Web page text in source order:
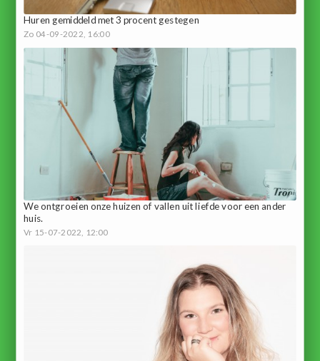
Huren gemiddeld met 3 procent gestegen
Zo 04-09-2022, 16:00
We ontgroeien onze huizen of vallen uit liefde voor een ander
huis.
Vr 15-07-2022, 12:00